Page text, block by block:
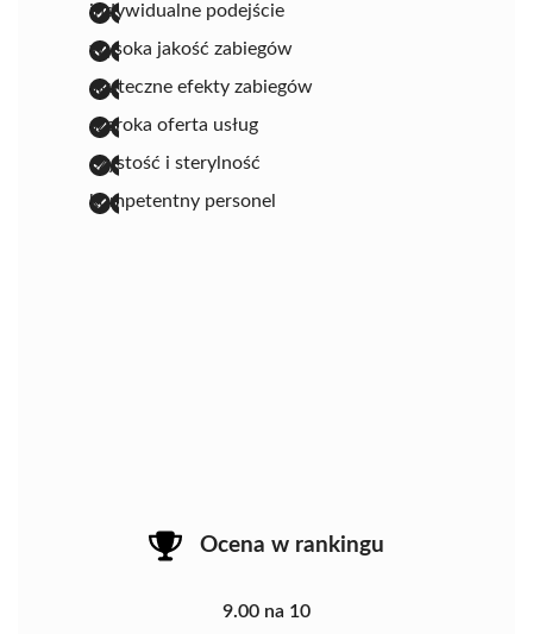
indywidualne podejście
wysoka jakość zabiegów
skuteczne efekty zabiegów
szeroka oferta usług
czystość i sterylność
kompetentny personel
Ocena w rankingu
9.00 na 10